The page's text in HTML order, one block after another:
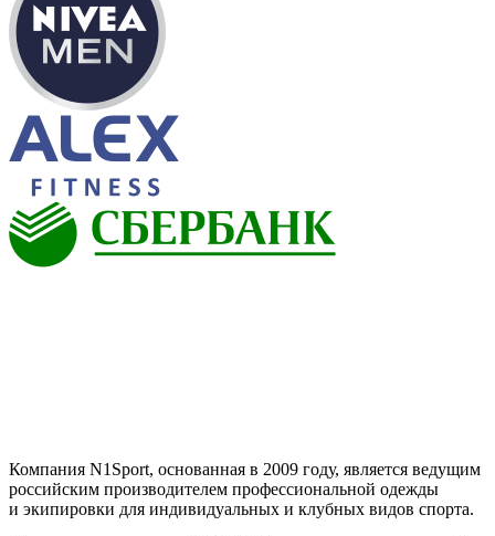
Компания N1Sport, основанная в 2009 году, является ведущим
российским производителем профессиональной одежды
и экипировки для индивидуальных и клубных видов спорта.